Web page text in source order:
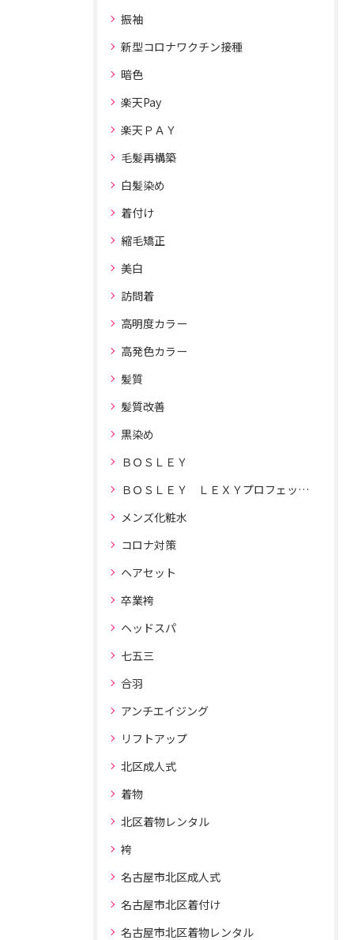
振袖
新型コロナワクチン接種
暗色
楽天Pay
楽天ＰＡＹ
毛髪再構築
白髪染め
着付け
縮毛矯正
美白
訪問着
高明度カラー
高発色カラー
髪質
髪質改善
黒染め
ＢＯＳＬＥＹ
ＢＯＳＬＥＹ ＬＥＸＹプロフェッショナルドライヤー
メンズ化粧水
コロナ対策
ヘアセット
卒業袴
ヘッドスパ
七五三
合羽
アンチエイジング
リフトアップ
北区成人式
着物
北区着物レンタル
袴
名古屋市北区成人式
名古屋市北区着付け
名古屋市北区着物レンタル